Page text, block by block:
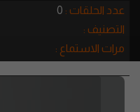
عدد الحلقات : 0
التصنيف :
مرات الاستماع :